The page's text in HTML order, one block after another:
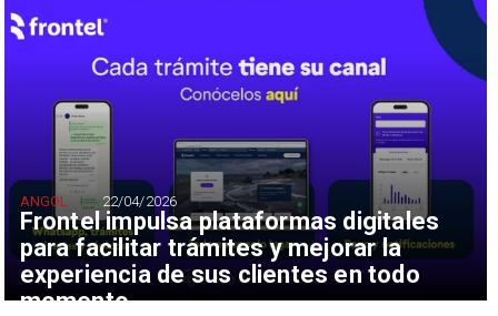
Frontel impulsa plataformas digitales
para facilitar trámites y mejorar la
experiencia de sus clientes en todo
momento
ANGOL 22/04/2026